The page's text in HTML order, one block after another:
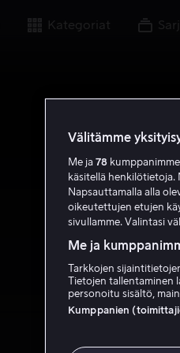
Kategoriat
Välitämme
Me ja 78
käsitellä henkilötietoja.
Napsauttamalla alla
oikeutettujen etujen
sivullamme. Valintasi
Me ja
Tarkkojen
Tietojen
personoitu sisältö,
Kumppanien